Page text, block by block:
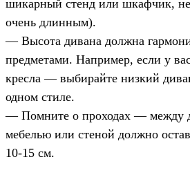
шикарный стенд или шкафчик, не
очень длинным).
— Высота дивана должна
предметами. Например, если у
кресла — выбирайте низкий
одном стиле.
— Помните о проходах — между
мебелью или стеной должно
10-15 см.